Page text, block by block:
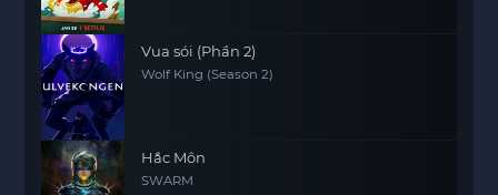
Vua sói (Phần 2)
Wolf King (Season 2)
Hắc Môn
SWARM